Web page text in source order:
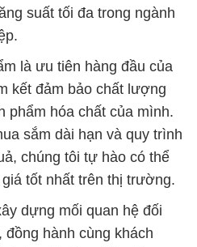
suất tối đa trong ngành
là ưu tiên hàng đầu của
kết đảm bảo chất lượng
phẩm hóa chất của mình.
sắm dài hạn và quy trình
chúng tôi tự hào có thể
tốt nhất trên thị trường.
dựng mối quan hệ đối
hành cùng khách